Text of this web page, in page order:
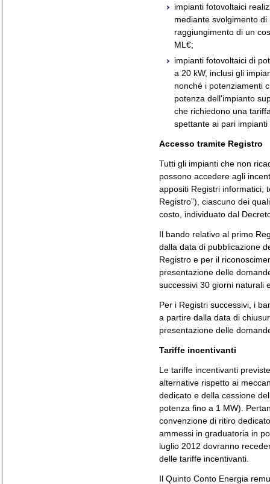
impianti fotovoltaici
mediante svolgimento
raggiungimento di un
ML€;
impianti fotovoltaici di
a 20 kW, inclusi gli
nonché i potenziamenti
potenza dell'impianto
che richiedono una
spettante ai pari
Accesso tramite Registro
Tutti gli impianti che non
possono accedere agli
appositi Registri informatici,
Registro”), ciascuno dei
costo, individuato dal
Il bando relativo al primo
dalla data di pubblicazione
Registro e per il
presentazione delle
successivi 30 giorni naturali
Per i Registri successivi, i
a partire dalla data di
presentazione delle
Tariffe incentivanti
Le tariffe incentivanti
alternative rispetto ai
dedicato e della cessione
potenza fino a 1 MW).
convenzione di ritiro
ammessi in graduatoria in
luglio 2012 dovranno
delle tariffe incentivanti.
Il Quinto Conto Energia